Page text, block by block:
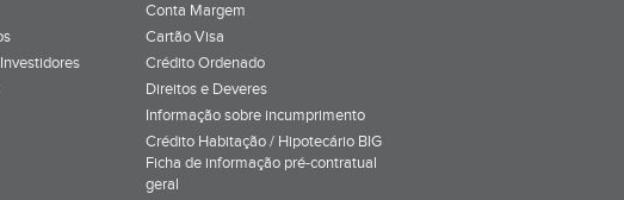
Conta Margem
Cartão Visa
Crédito Ordenado
Direitos e Deveres
Informação sobre incumprimento
Crédito Habitação / Hipotecário BIG
Ficha de informação pré-contratual
geral